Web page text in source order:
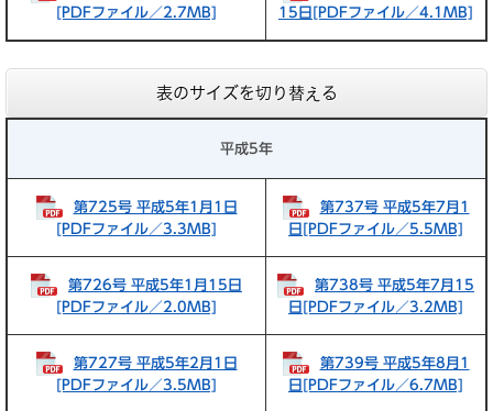
[PDFファイル／2.7MB]
15日[PDFファイル／4.1MB]
表のサイズを切り替える
平成5年
第725号 平成5年1月1日
[PDFファイル／3.3MB]
第737号 平成5年7月1
日[PDFファイル／5.5MB]
第726号 平成5年1月15日
[PDFファイル／2.0MB]
第738号 平成5年7月15
日[PDFファイル／3.2MB]
第727号 平成5年2月1日
[PDFファイル／3.5MB]
第739号 平成5年8月1
日[PDFファイル／6.7MB]